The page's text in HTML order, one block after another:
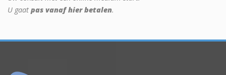
U gaat pas vanaf hier betalen.